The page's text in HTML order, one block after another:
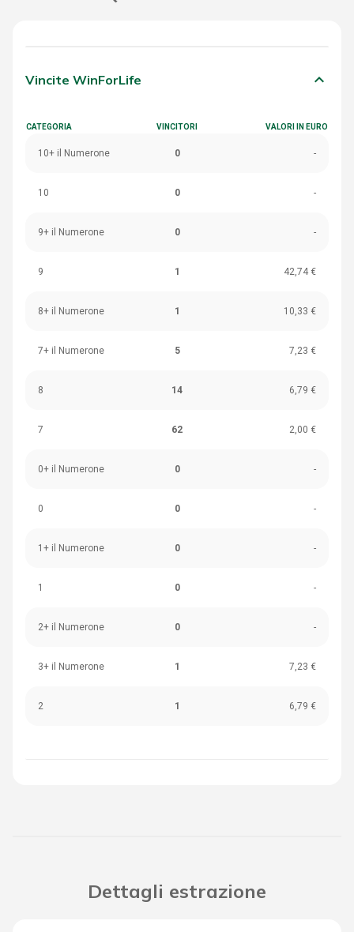
Vincite WinForLife keyboard_arrow_down
CATEGORIA VINCITORI VALORI IN EURO
10+ il Numerone 0 -
10 0 -
9+ il Numerone 0 -
9 1 42,74 €
8+ il Numerone 1 10,33 €
7+ il Numerone 5 7,23 €
8 14 6,79 €
7 62 2,00 €
0+ il Numerone 0 -
0 0 -
1+ il Numerone 0 -
1 0 -
2+ il Numerone 0 -
3+ il Numerone 1 7,23 €
2 1 6,79 €
Dettagli estrazione